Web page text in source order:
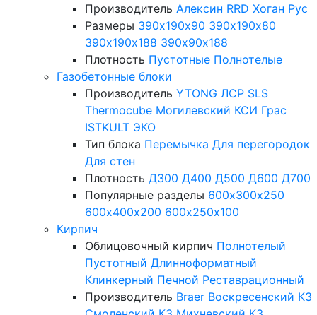
Производитель Алексин RRD Хоган Рус
Размеры 390х190х90 390х190х80
390х190х188 390х90х188
Плотность Пустотные Полнотелые
Газобетонные блоки
Производитель YTONG ЛСР SLS
Thermocube Могилевский КСИ Грас
ISTKULT ЭКО
Тип блока Перемычка Для перегородок
Для стен
Плотность Д300 Д400 Д500 Д600 Д700
Популярные разделы 600х300х250
600х400х200 600х250х100
Кирпич
Облицовочный кирпич Полнотелый
Пустотный Длинноформатный
Клинкерный Печной Реставрационный
Производитель Braer Воскресенский КЗ